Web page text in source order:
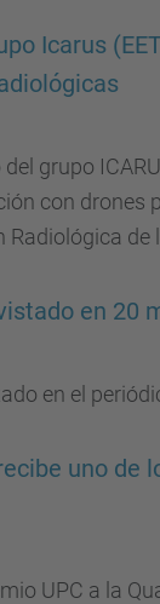
Icarus
grupo
con
de
en 20
en el
uno de
UPC a la